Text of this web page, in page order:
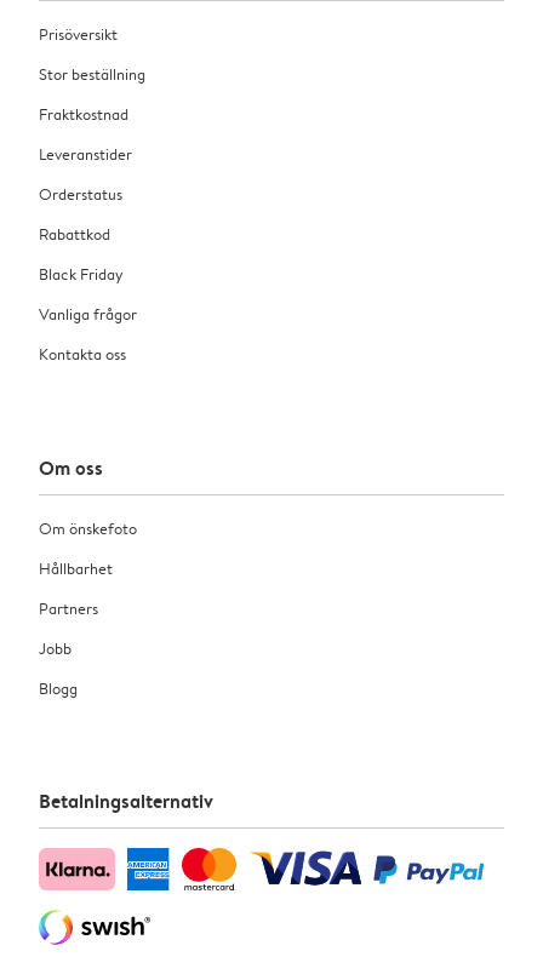
Prisöversikt
Stor beställning
Fraktkostnad
Leveranstider
Orderstatus
Rabattkod
Black Friday
Vanliga frågor
Kontakta oss
Om oss
Om önskefoto
Hållbarhet
Partners
Jobb
Blogg
Betalningsalternativ